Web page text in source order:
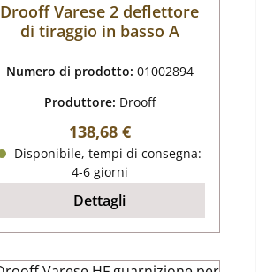
Drooff Varese 2 deflettore
di tiraggio in basso A
Numero di prodotto: 01002894
Produttore: Drooff
Prezzo normale:
138,68 €
Disponibile, tempi di consegna:
4-6 giorni
Dettagli